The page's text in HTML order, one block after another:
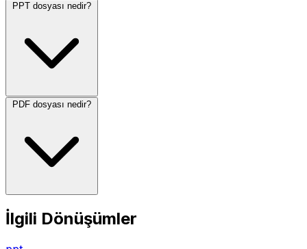
PPT dosyası nedir?
PDF dosyası nedir?
İlgili Dönüşümler